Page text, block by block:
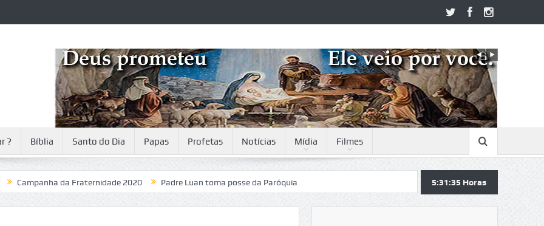
? Bíblia Santo do Dia Papas Profetas Notícias Mídia Filmes
da Fraternidade 2020 Padre Luan toma posse da Paróquia 5:31:36 Horas